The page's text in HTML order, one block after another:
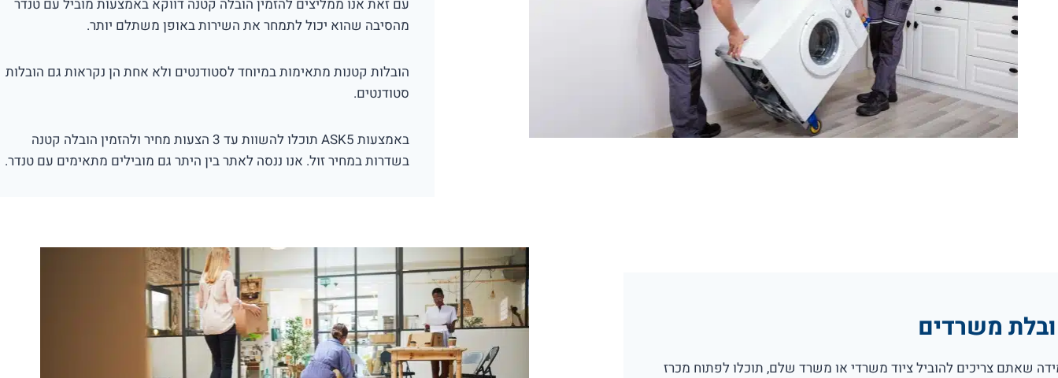
עם זאת אנו ממליצים להזמין הובלה קטנה דווקא באמצעות מוביל עם טנדר
מהסיבה שהוא יכול לתמחר את השירות באופן משתלם יותר.
הובלות קטנות מתאימות במיוחד לסטודנטים ולא אחת הן נקראות גם הובלות
סטודנטים.
באמצעות ASK5 תוכלו להשוות עד 3 הצעות מחיר ולהזמין הובלה קטנה
בשדרות במחיר זול. אנו ננסה לאתר בין היתר גם מובילים מתאימים עם טנדר.
משרדים
שאתם צריכים להוביל ציוד משרדי או משרד שלם, תוכלו לפתוח מכרז